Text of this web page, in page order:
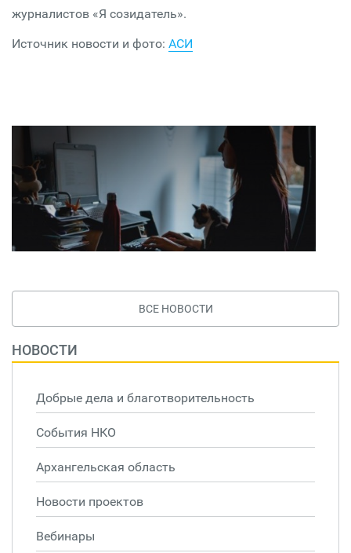
журналистов «Я созидатель».
Источник новости и фото: АСИ
ВСЕ НОВОСТИ
НОВОСТИ
Добрые дела и благотворительность
События НКО
Архангельская область
Новости проектов
Вебинары